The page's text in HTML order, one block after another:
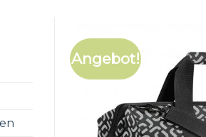
Angebot!